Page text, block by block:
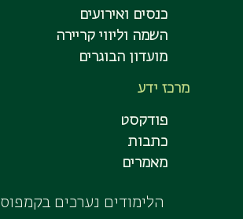
מרכז ידע
פודקסט
כתבות
מאמרים
כנסים ואירועים
השמה וליווי קריירה
מועדון הבוגרים
הלימודים נערכים בקמפוס